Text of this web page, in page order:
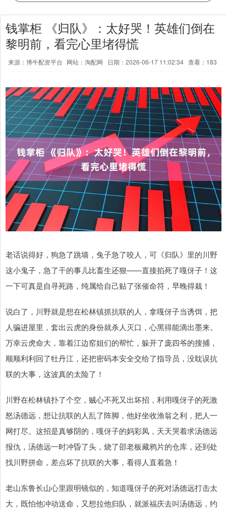
钱掌柜 《归队》：太好哭！英雄们倒在
黎明前，看完心里堵得慌
来源：博牛配资平台 网站：淘配网 日期：2026-06-17 11:02:34 查看：183
老话说得好，狗急了跳墙，兔子急了咬人，可《归队》里的川野
这小鬼子，急了干的事儿比畜生还狠——直接掐死了嘎伢子！这
一下可真是自寻死路，纯属给自己贴了张催命符，早晚得栽！
说白了，川野就是想在松林镇抓抗联的人，拿嘎伢子当诱饵，把
人骗进屋里，套出云虎的身份就杀人灭口，心黑得能滴出墨来。
万幸云虎命大，靠着江边窑姐们的帮忙，躲开了庞四爷的搜捕，
顺顺利利回了牡丹江，还把密码本安全交给了指导员，没耽误抗
联的大事，这波真的太险了！
川野在松林镇扑了个空，贼心不死又出坏招，利用嘎伢子的死激
怒汤德远，想让抗联的人乱了阵脚，他好坐收渔翁之利，把人一
网打尽。这招是真够阴的，嘎伢子的妈彩凤，天天哭着求汤德远
报仇，汤德远一时冲昏了头，烧了邵老板藏鸦片的仓库，还到处
找川野拼命，差点坏了抗联的大事，看得人直着急！
老山东鲁长山心里跟明镜似的，知道嘎伢子的死对汤德远打击太
大，既怕他冲动送命，又想拉他归队，就派福庆去叫汤德远，约